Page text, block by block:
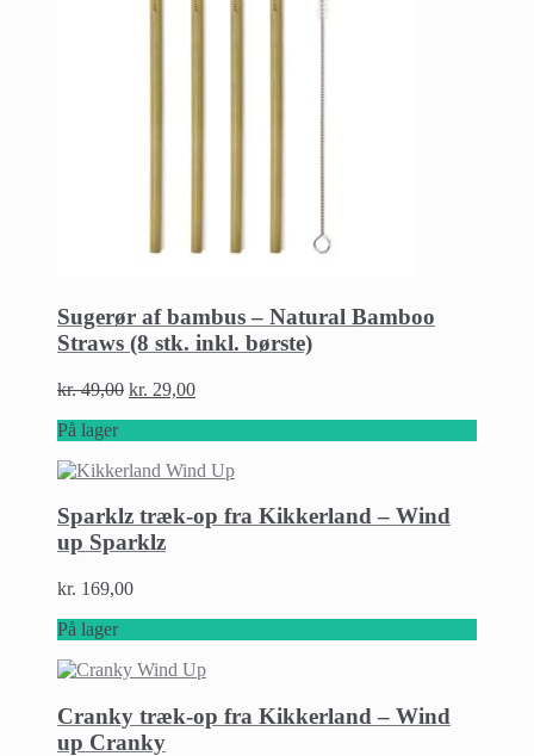
Sugerør af bambus – Natural Bamboo
Straws (8 stk. inkl. børste)
kr.49,00 kr. 29,00
På lager
Sparklz træk-op fra Kikkerland – Wind
up Sparklz
kr. 169,00
På lager
Cranky træk-op fra Kikkerland – Wind
up Cranky